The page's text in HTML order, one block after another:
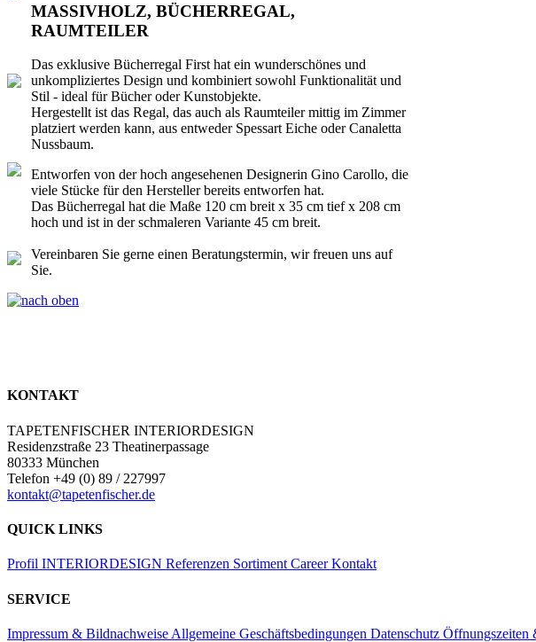
MASSIVHOLZ, BÜCHERREGAL,
RAUMTEILER
Das exklusive Bücherregal First hat ein wunderschönes und
unkompliziertes Design und kombiniert sowohl Funktionalität und
Stil - ideal für Bücher oder Kunstobjekte.
Hergestellt ist das Regal, das auch als Raumteiler mittig im Zimmer
platziert werden kann, aus entweder Spessart Eiche oder Canaletta
Nussbaum.
Entworfen von der hoch angesehenen Designerin Gino Carollo, die
viele Stücke für den Hersteller bereits entworfen hat.
Das Bücherregal hat die Maße 120 cm breit x 35 cm tief x 208 cm
hoch und ist in der schmaleren Variante 45 cm breit.
Vereinbaren Sie gerne einen Beratungstermin, wir freuen uns auf
Sie.
KONTAKT
TAPETENFISCHER INTERIORDESIGN
Residenzstraße 23 Theatinerpassage
80333 München
Telefon +49 (0) 89 / 227997
kontakt@tapetenfischer.de
QUICK LINKS
Profil INTERIORDESIGN Referenzen Sortiment CareerKontakt
SERVICE
Impressum & Bildnachweise Allgemeine Geschäftsbedingungen Datenschutz Öffnungszeiten